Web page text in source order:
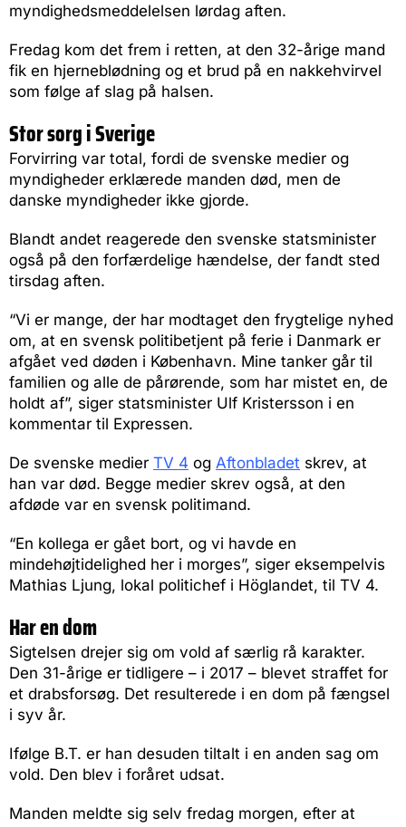
myndighedsmeddelelsen lørdag aften.
Fredag kom det frem i retten, at den 32-årige mand
fik en hjerneblødning og et brud på en nakkehvirvel
som følge af slag på halsen.
Stor sorg i Sverige
Forvirring var total, fordi de svenske medier og
myndigheder erklærede manden død, men de
danske myndigheder ikke gjorde.
Blandt andet reagerede den svenske statsminister
også på den forfærdelige hændelse, der fandt sted
tirsdag aften.
“Vi er mange, der har modtaget den frygtelige nyhed
om, at en svensk politibetjent på ferie i Danmark er
afgået ved døden i København. Mine tanker går til
familien og alle de pårørende, som har mistet en, de
holdt af”, siger statsminister Ulf Kristersson i en
kommentar til Expressen.
De svenske medier TV 4 og Aftonbladet skrev, at
han var død. Begge medier skrev også, at den
afdøde var en svensk politimand.
“En kollega er gået bort, og vi havde en
mindehøjtidelighed her i morges”, siger eksempelvis
Mathias Ljung, lokal politichef i Höglandet, til TV 4.
Har en dom
Sigtelsen drejer sig om vold af særlig rå karakter.
Den 31-årige er tidligere – i 2017 – blevet straffet for
et drabsforsøg. Det resulterede i en dom på fængsel
i syv år.
Ifølge B.T. er han desuden tiltalt i en anden sag om
vold. Den blev i foråret udsat.
Manden meldte sig selv fredag morgen, efter at